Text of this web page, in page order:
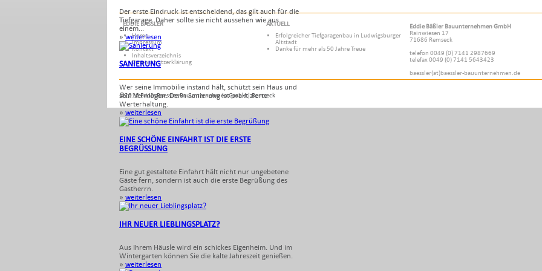
Der erste Eindruck ist entscheidend, das gilt auch für die
Tiefgarage. Daher sollte sie nicht aussehen wie aus
einem...
»weiterlesen
SANIERUNG
Wer seine Immobilie instand hält, schützt sein Haus und
sein Vermögen. Denn Sanierung ist praktizierte
Werterhaltung.
» weiterlesen
EINE SCHÖNE EINFAHRT IST DIE ERSTE
BEGRÜSSUNG
Eine gut gestaltete Einfahrt hält nicht nur ungebetene
Gäste fern, sondern ist auch die erste Begrüßung des
Gastherrn.
» weiterlesen
IHR NEUER LIEBLINGSPLATZ?
Aus Ihrem Häusle wird ein schickes Eigenheim. Und im
Wintergarten können Sie die kalte Jahreszeit genießen.
» weiterlesen
EDDIE BÄSSLER
Home
Impressum
Kontakt
Inhaltsverzeichnis
Datenschutzerklärung
AKTUELL
Erfolgreicher Tiefgaragenbau in Ludwigsburger
Altstadt
Danke für mehr als 50 Jahre Treue
Eddie Bäßler Bauunternehmen GmbH
Rainwiesen 17
71686 Remseck
telefon 0049 (0) 7141 2987669
telefax 0049 (0) 7141 5643423
baessler(at)baessler-bauunternehmen.de
©2016 Eddie Baessler Bauunternehmen GmbH | Remseck